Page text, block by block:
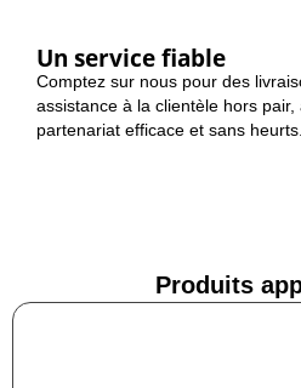
Un service fiable
Comptez sur nous pour des
assistance à la clientèle hors
partenariat efficace et sans heurts.
Produits